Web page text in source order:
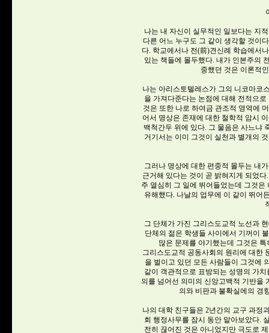
나는 내 자신이 실무적인 일보다는 지
다른 어느 누구도 그 같이 생각할 것이
다. 학교에서나 전(前)견신례 학습에서
있는 책들에 몰두했다. 내가 인본주의
중했던 것은 이론적
나는 아리스토텔레스가 그의 니코마코
을 가져다준다는 논점에 대해 전적으
것은 또한 나로 하여금 관조적 영역에
어서 명상은 존재에 대한 철학적 암시
백척간두 위에 있다. 그 물음은 사느냐
거기서는 이미 그것이 실천과 별개의
그러나 명상에 대한 편중적 몰두는 내
근거해 있다는 것이 곧 밝혀지게 되었
주 열심히 그 일에 뛰어들었는데 그것
유해했다. 나날의 업무에 이 같이 뛰어
그 단체가 가진 그리스도교적 노선과
단체의 젊은 학생들 사이에서 기꺼이
많은 문제를 야기했는데 그것은
그리스도교적 공동사회의 원리에 대한
을 벌이고 있던 모든 사람들이 그것에
같이 객관적으로 표방되는 성명의 가
의를 넘어선 의미의 신앙고백적 기반을
의와 비판과 불확실에의 경
나의 대학 친구들은 2년간의 교구 과정
회 행정사무를 잠시 동안 맡아보았다.
전히 끊어진 것은 아니었지만 극도로